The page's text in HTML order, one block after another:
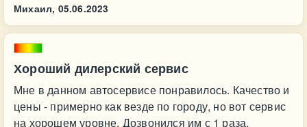
Михаил, 05.06.2023
Хороший дилерский сервис
Мне в данном автосервисе понравилось. Качество и
цены - примерно как везде по городу, но вот сервис
на хорошем уровне. Дозвонился им с 1 раза,